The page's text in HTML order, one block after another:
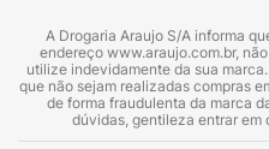
A Drogaria Araujo S/A informa
endereço www.araujo.com.br,
utilize indevidamente da sua
que não sejam realizadas compras
de forma fraudulenta da marca
dúvidas, gentileza entrar